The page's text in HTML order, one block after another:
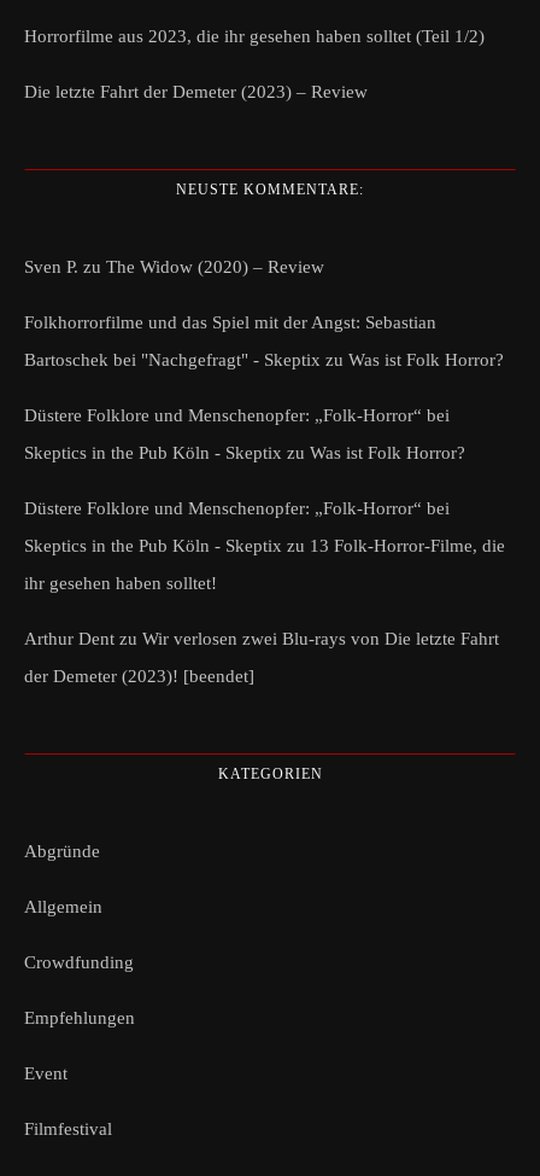
Horrorfilme aus 2023, die ihr gesehen haben solltet (Teil 1/2)
Die letzte Fahrt der Demeter (2023) – Review
NEUSTE KOMMENTARE:
Sven P. zu The Widow (2020) – Review
Folkhorrorfilme und das Spiel mit der Angst: Sebastian
Bartoschek bei "Nachgefragt" - Skeptix zu Was ist Folk Horror?
Düstere Folklore und Menschenopfer: „Folk-Horror“ bei
Skeptics in the Pub Köln - Skeptix zu Was ist Folk Horror?
Düstere Folklore und Menschenopfer: „Folk-Horror“ bei
Skeptics in the Pub Köln - Skeptix zu 13 Folk-Horror-Filme, die
ihr gesehen haben solltet!
Arthur Dent zu Wir verlosen zwei Blu-rays von Die letzte Fahrt
der Demeter (2023)! [beendet]
KATEGORIEN
Abgründe
Allgemein
Crowdfunding
Empfehlungen
Event
Filmfestival